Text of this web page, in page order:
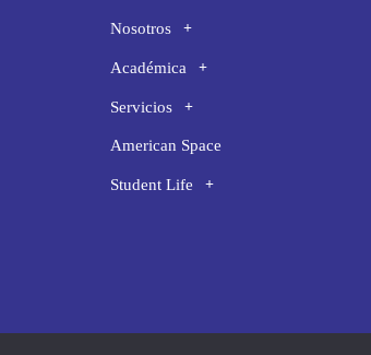
Nosotros
Académica
Servicios
American Space
Student Life